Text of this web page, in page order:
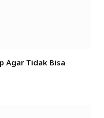
Agar Tidak Bisa